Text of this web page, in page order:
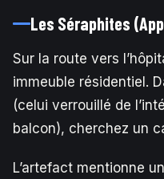
Les Séraphites
Sur la route vers
immeuble résidentiel.
(celui verrouillé de
balcon), cherchez un
L’artefact mentionne